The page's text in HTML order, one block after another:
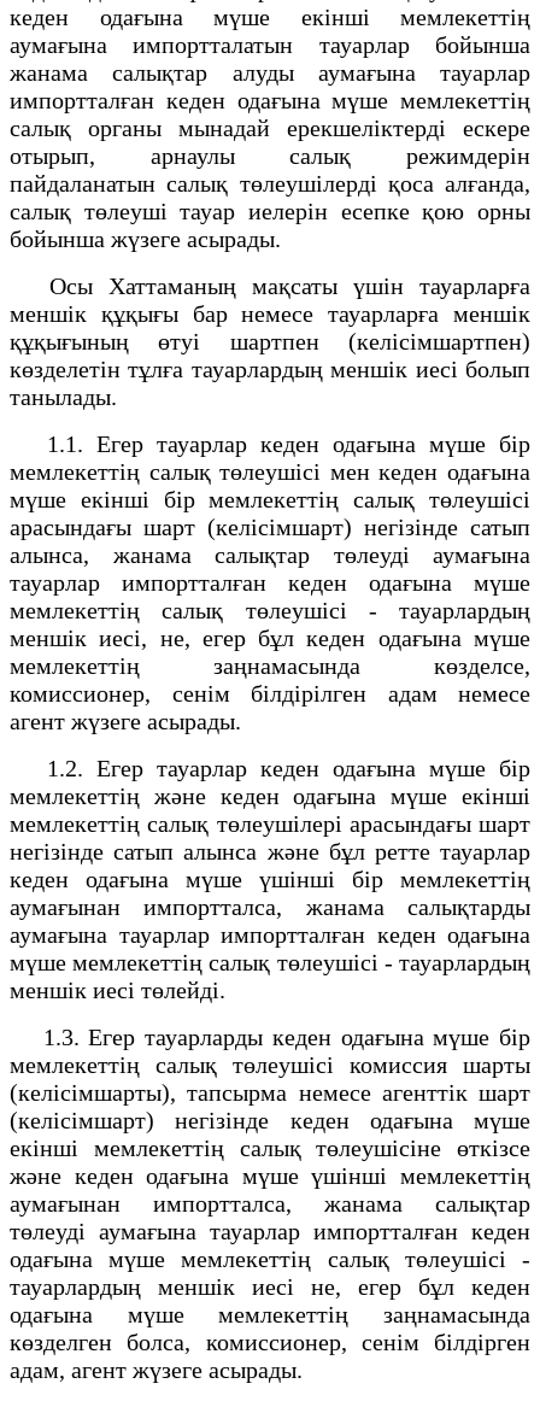
кеден одағына мүше екінші мемлекеттің
аумағына импортталатын тауарлар бойынша
жанама салықтар алуды аумағына тауарлар
импортталған кеден одағына мүше мемлекеттің
салық органы мынадай ерекшеліктерді ескере
отырып, арнаулы салық режимдерін
пайдаланатын салық төлеушілерді қоса алғанда,
салық төлеуші тауар иелерін есепке қою орны
бойынша жүзеге асырады.
Осы Хаттаманың мақсаты үшін тауарларға
меншік құқығы бар немесе тауарларға меншік
құқығының өтуі шартпен (келісімшартпен)
көзделетін тұлға тауарлардың меншік иесі болып
танылады.
1.1. Егер тауарлар кеден одағына мүше бір
мемлекеттің салық төлеушісі мен кеден одағына
мүше екінші бір мемлекеттің салық төлеушісі
арасындағы шарт (келісімшарт) негізінде сатып
алынса, жанама салықтар төлеуді аумағына
тауарлар импортталған кеден одағына мүше
мемлекеттің салық төлеушісі - тауарлардың
меншік иесі, не, егер бұл кеден одағына мүше
мемлекеттің заңнамасында көзделсе,
комиссионер, сенім білдірілген адам немесе
агент жүзеге асырады.
1.2. Егер тауарлар кеден одағына мүше бір
мемлекеттің және кеден одағына мүше екінші
мемлекеттің салық төлеушілері арасындағы шарт
негізінде сатып алынса және бұл ретте тауарлар
кеден одағына мүше үшінші бір мемлекеттің
аумағынан импортталса, жанама салықтарды
аумағына тауарлар импортталған кеден одағына
мүше мемлекеттің салық төлеушісі - тауарлардың
меншік иесі төлейді.
1.3. Егер тауарларды кеден одағына мүше бір
мемлекеттің салық төлеушісі комиссия шарты
(келісімшарты), тапсырма немесе агенттік шарт
(келісімшарт) негізінде кеден одағына мүше
екінші мемлекеттің салық төлеушісіне өткізсе
және кеден одағына мүше үшінші мемлекеттің
аумағынан импортталса, жанама салықтар
төлеуді аумағына тауарлар импортталған кеден
одағына мүше мемлекеттің салық төлеушісі -
тауарлардың меншік иесі не, егер бұл кеден
одағына мүше мемлекеттің заңнамасында
көзделген болса, комиссионер, сенім білдірген
адам, агент жүзеге асырады.